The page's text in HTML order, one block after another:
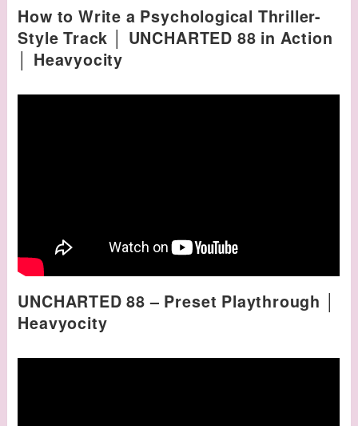
How to Write a Psychological Thriller-
Style Track │ UNCHARTED 88 in Action
│ Heavyocity
UNCHARTED 88 – Preset Playthrough │
Heavyocity